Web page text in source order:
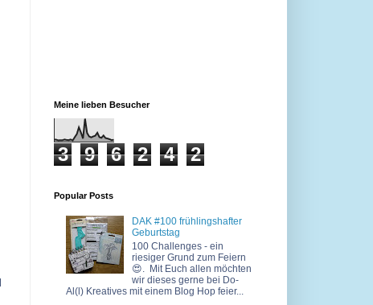
Meine lieben Besucher
3 9 6 2 4 2
Popular Posts
DAK #100 frühlingshafter
Geburtstag
100 Challenges - ein
riesiger Grund zum Feiern
😍. Mit Euch allen möchten
wir dieses gerne bei Do-
Al(l) Kreatives mit einem Blog Hop feier...